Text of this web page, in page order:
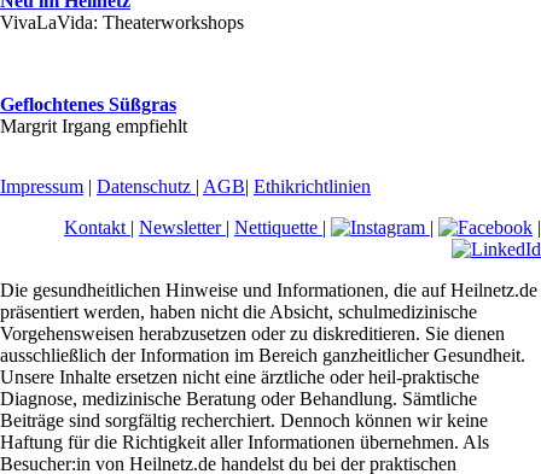
VivaLaVida: Theaterworkshops
Geflochtenes Süßgras
Margrit Irgang empfiehlt
Impressum | Datenschutz | AGB| Ethikrichtlinien
Kontakt | Newsletter | Nettiquette | | |
Die gesundheitlichen Hinweise und Informationen, die auf Heilnetz.de
präsentiert werden, haben nicht die Absicht, schulmedizinische
Vorgehensweisen herabzusetzen oder zu diskreditieren. Sie dienen
ausschließlich der Information im Bereich ganzheitlicher Gesundheit.
Unsere Inhalte ersetzen nicht eine ärztliche oder heil-praktische
Diagnose, medizinische Beratung oder Behandlung. Sämtliche
Beiträge sind sorgfältig recherchiert. Dennoch können wir keine
Haftung für die Richtigkeit aller Informationen übernehmen. Als
Besucher:in von Heilnetz.de handelst du bei der praktischen